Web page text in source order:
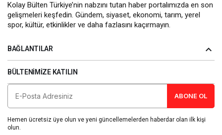
Kolay Bülten Türkiye’nin nabzını tutan haber portalımızda en son
gelişmeleri keşfedin. Gündem, siyaset, ekonomi, tarım, yerel
spor, kültür, etkinlikler ve daha fazlasını kaçırmayın.
BAĞLANTILAR
BÜLTENIMIZE KATILIN
ABONE OL
Hemen ücretsiz üye olun ve yeni güncellemelerden haberdar olan ilk kişi
olun.